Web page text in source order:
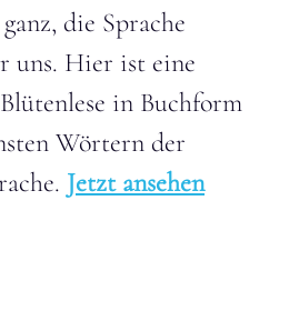
die Sprache
uns. Hier ist eine
in Buchform
Wörtern der
Jetzt ansehen